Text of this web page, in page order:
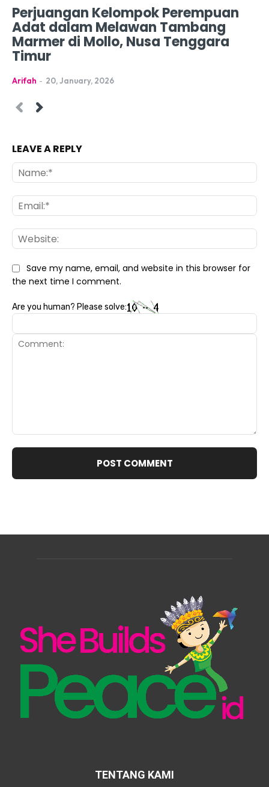
Perjuangan Kelompok Perempuan
Adat dalam Melawan Tambang
Marmer di Mollo, Nusa Tenggara
Timur
Arifah - 20, January, 2026
LEAVE A REPLY
Save my name, email, and website in this browser for
the next time I comment.
Are you human? Please solve:
TENTANG KAMI